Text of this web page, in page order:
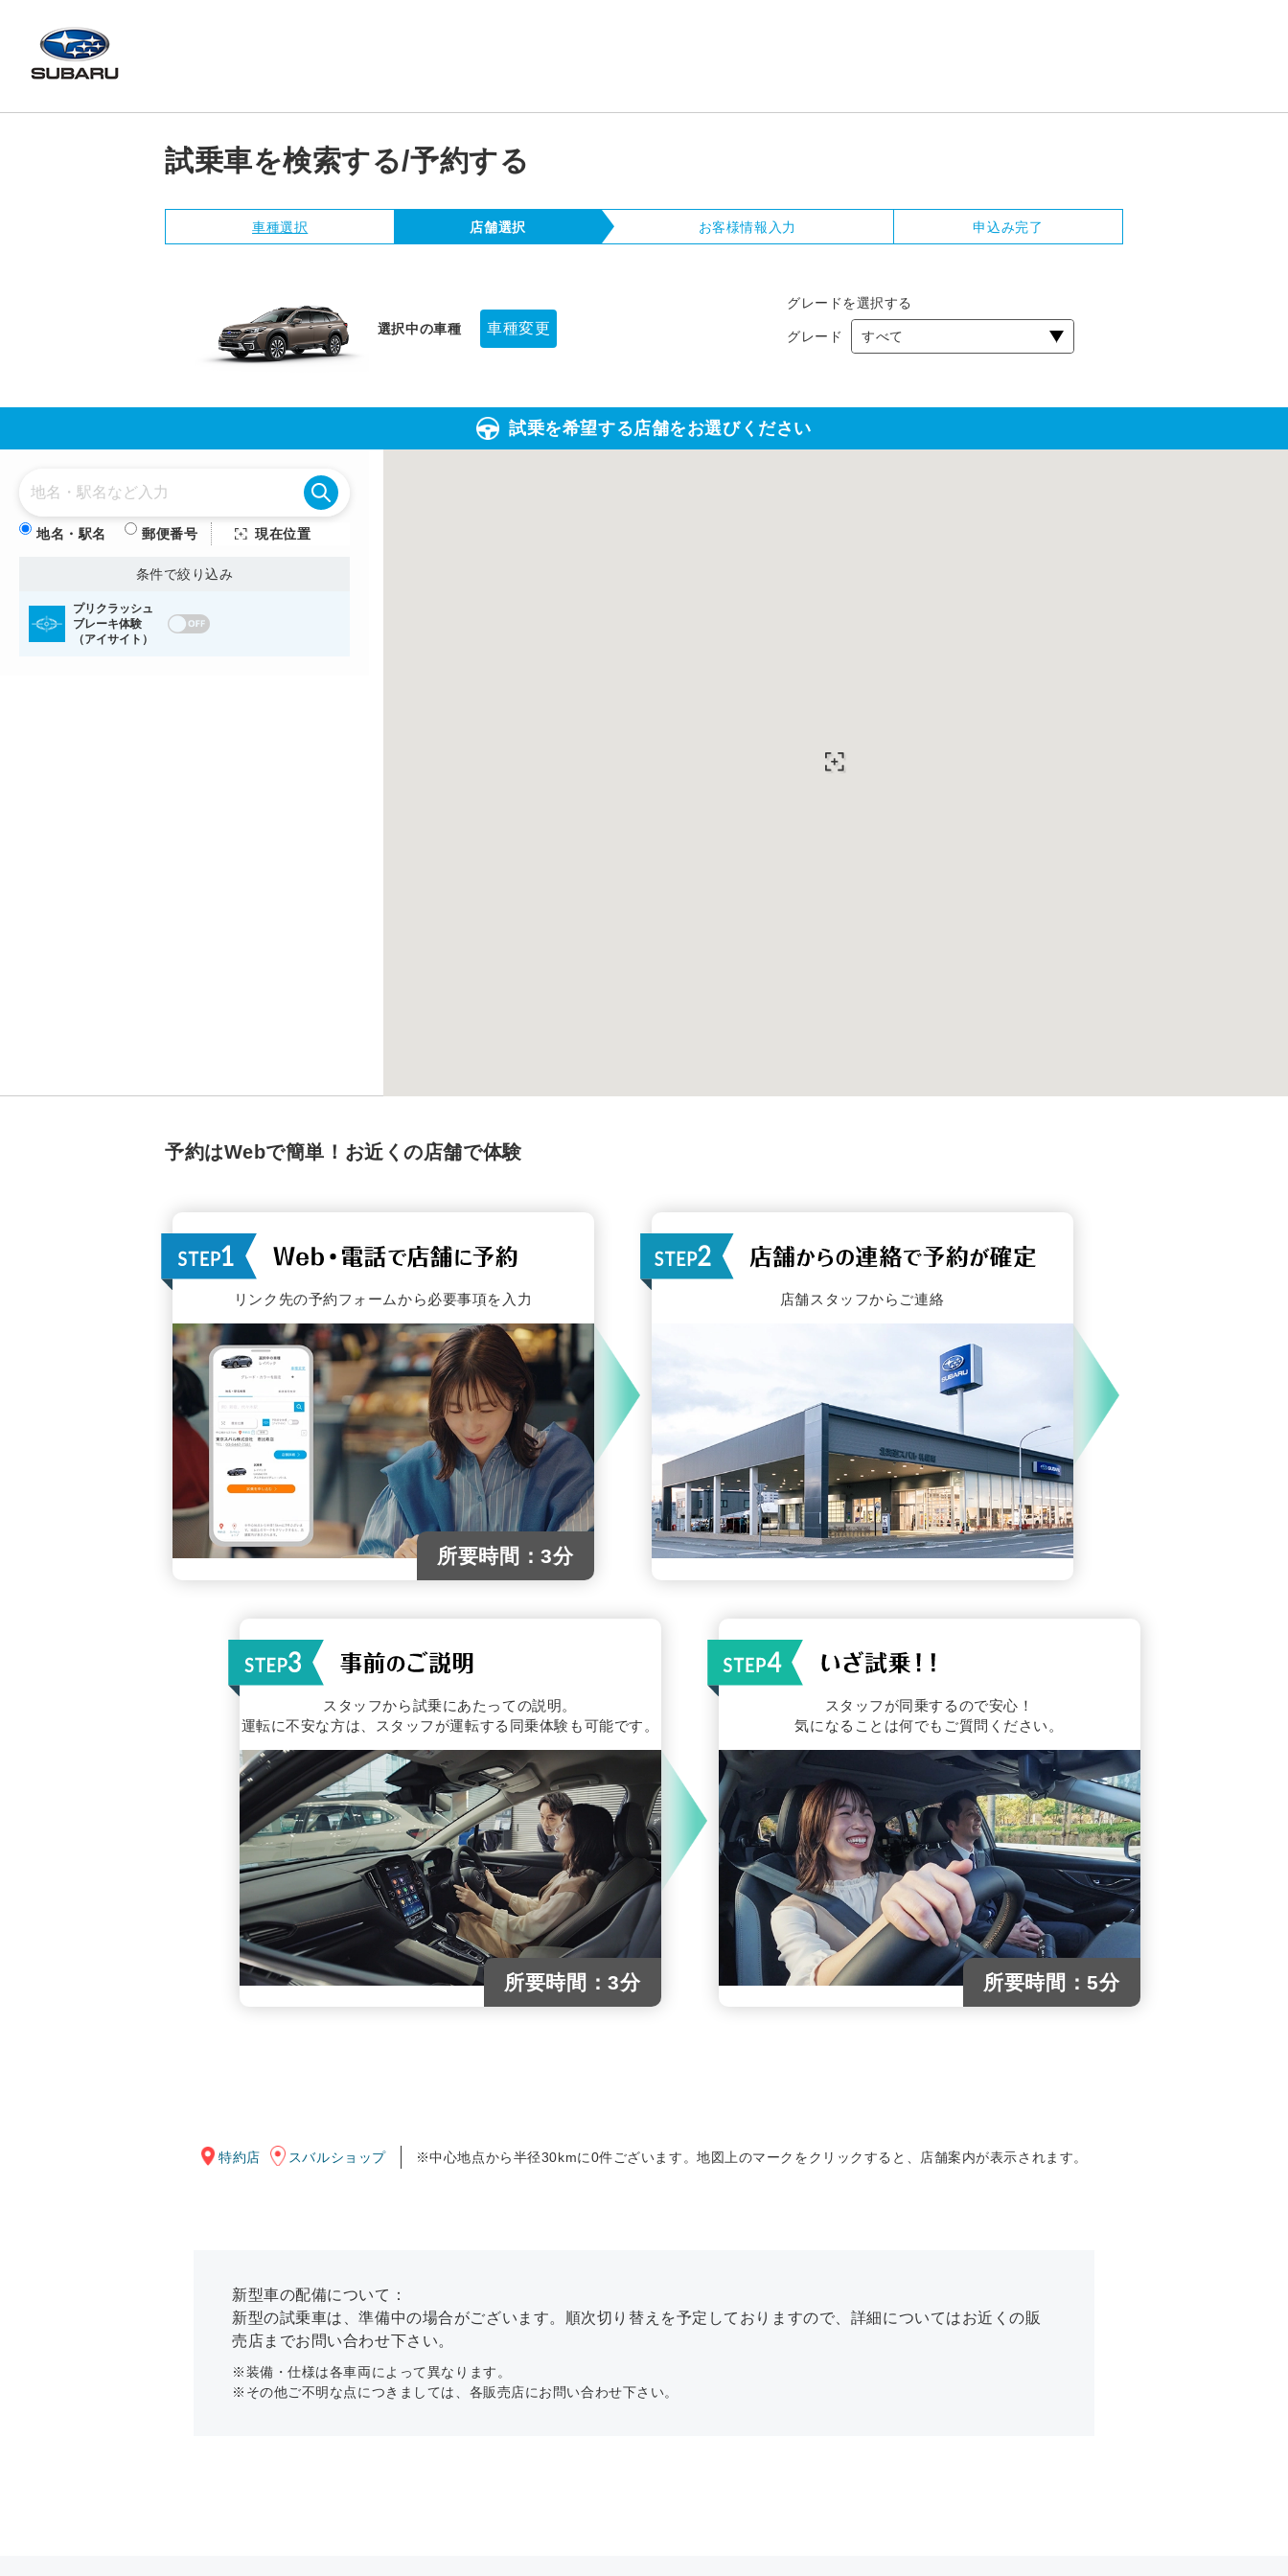
試乗車を検索する/予約する
車種選択 店舗選択 お客様情報 入力 申込み完了
選択中の車種 車種変更
グレードを選択する
グレード すべて
試乗を希望する店舗をお選びください
地名・駅名 郵便番号 現在位置
条件で絞り込み
プリクラッシュ
ブレーキ体験
（アイサイト）
予約はWebで簡単！お近くの店舗で体験
リンク先の予約フォームから必要事項を入力
所要時間：3分
店舗スタッフからご連絡
スタッフから試乗にあたっての説明。
運転に不安な方は、スタッフが運転する同乗体験も可能です。
所要時間：3分
スタッフが同乗するので安心！
気になることは何でもご質問ください。
所要時間：5分
特約店 スバルショップ ※中心地点から半径30kmに0件ございます。地図上のマークをクリックすると、店舗案内が表示されます。
新型車の配備について：
新型の試乗車は、準備中の場合がございます。順次切り替えを予定しておりますので、詳細についてはお近くの販
売店までお問い合わせ下さい。
※装備・仕様は各車両によって異なります。
※その他ご不明な点につきましては、各販売店にお問い合わせ下さい。